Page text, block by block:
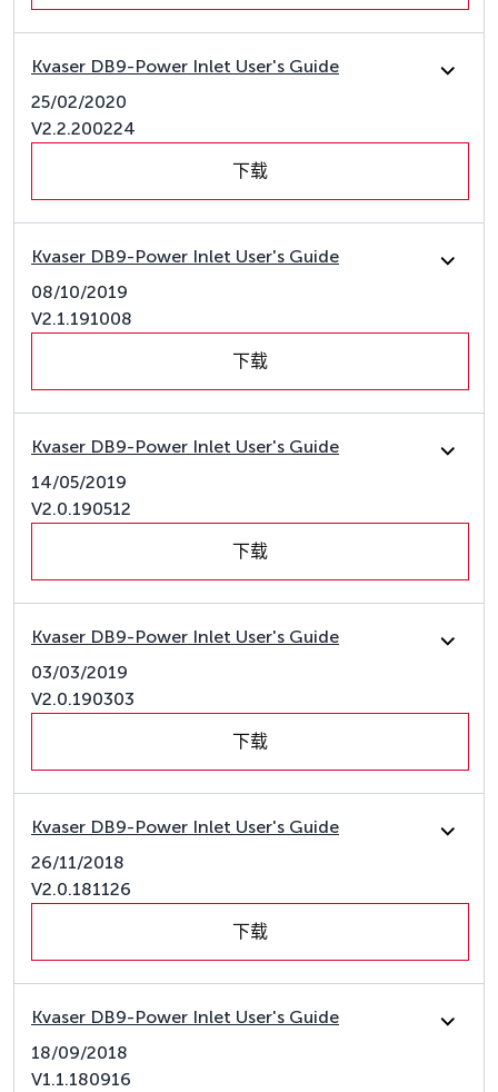
Kvaser DB9-Power Inlet User's Guide
25/02/2020
V2.2.200224
下载
Kvaser DB9-Power Inlet User's Guide
08/10/2019
V2.1.191008
下载
Kvaser DB9-Power Inlet User's Guide
14/05/2019
V2.0.190512
下载
Kvaser DB9-Power Inlet User's Guide
03/03/2019
V2.0.190303
下载
Kvaser DB9-Power Inlet User's Guide
26/11/2018
V2.0.181126
下载
Kvaser DB9-Power Inlet User's Guide
18/09/2018
V1.1.180916